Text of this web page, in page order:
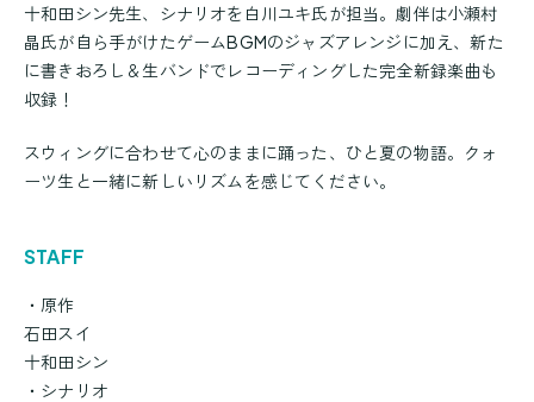
十和田シン先生、シナリオを白川ユキ氏が担当。劇伴は小瀬村
晶氏が自ら手がけたゲームBGMのジャズアレンジに加え、新た
に書きおろし＆生バンドでレコーディングした完全新録楽曲も
収録！
スウィングに合わせて心のままに踊った、ひと夏の物語。クォ
ーツ生と一緒に新しいリズムを感じてください。
STAFF
・原作
石田スイ
十和田シン
・シナリオ